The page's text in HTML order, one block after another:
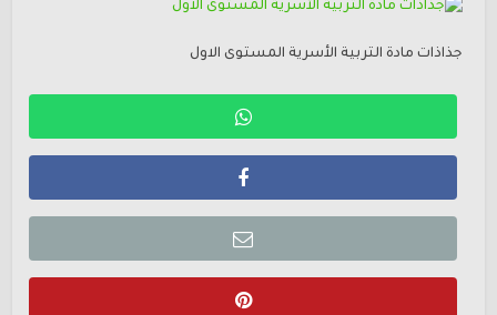
جذاذات مادة التربية الأسرية المستوى الاول